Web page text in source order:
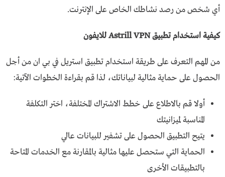
أي شخص من رصد نشاطك الخاص على الإنترنت.
كيفية استخدام تطبيق Astrill VPN للايفون
من المهم التعرف على طريقة استخدام تطبيق استريل في بي ان من أجل
الحصول على حماية مثالية لبياناتك، لذا قم بقراءة الخطوات الآتية:
أولا قم بالاطلاع على خطط الاشتراك المختلفة، اختر التكلفة
المناسبة لميزانيتك
يتيح التطبيق الحصول على تشفير للبيانات عالي
الحماية التي ستحصل عليها مثالية بالمقارنة مع الخدمات المتاحة
بالتطبيقات الأخرى